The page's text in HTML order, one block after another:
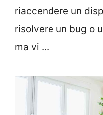
riaccendere un
risolvere un bug o
ma vi ...